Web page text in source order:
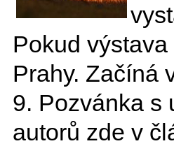
Pokud
Prahy. Začíná
9. Pozvánka s
autorů zde v